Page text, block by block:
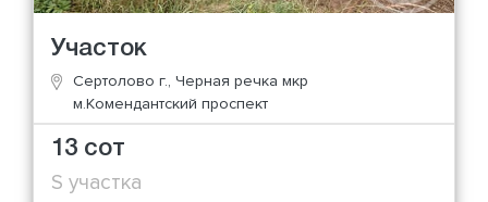
Участок
Сертолово г., Черная речка мкр
м.Комендантский проспект
13 сот
S участка